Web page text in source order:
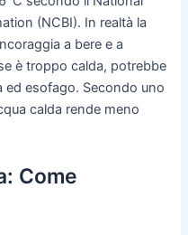
(NCBI). In realtà la
a bere e a
è troppo calda, potrebbe
ed esofago. Secondo uno
calda rende meno
Come